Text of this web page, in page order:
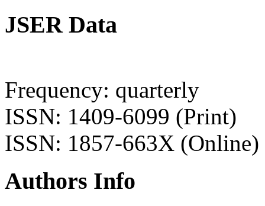
JSER Data
Frequency: quarterly
ISSN: 1409-6099 (Print)
ISSN: 1857-663X (Online)
Authors Info